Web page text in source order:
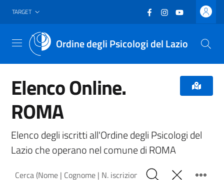
Vai al header
Vai al contenuto principale
Vai al footer
TARGET Facebook
(nuova scheda -
Instagram
(nuova scheda
YouTube
(nuova
Ordine degli Psicologi del Lazio
Menu
Elenco Online.
ROMA
Elenco degli iscritti all'Ordine degli Psicologi del
Lazio che operano nel comune di ROMA
Cerca (Nome | Cognome | N. iscrizione)